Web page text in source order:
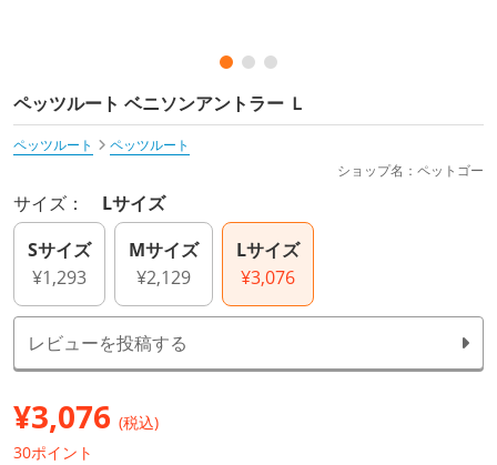
ペッツルート ベニソンアントラー Ｌ
ペッツルート
ペッツルート
ショップ名：ペットゴー
サイズ： Lサイズ
Sサイズ
¥1,293
Mサイズ
¥2,129
Lサイズ
¥3,076
レビューを投稿する
¥3,076 (税込)
30ポイント